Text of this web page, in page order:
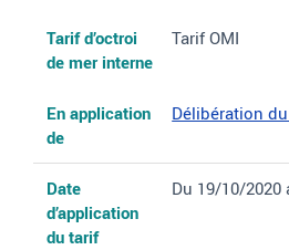
Tarif d’octroi
de mer interne
Tarif OMI
En application
de
Délibération
Date
d’application
du tarif
Du 19/10/2020